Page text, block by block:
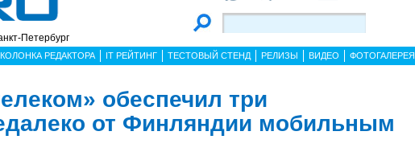
Петербург
КОЛОНКА РЕДАКТОРА IT РЕЙТИНГ ТЕСТОВЫЙ СТЕНД РЕЛИЗЫ ВИДЕО ФОТОГАЛЕРЕЯ
обеспечил три
от Финляндии мобильным